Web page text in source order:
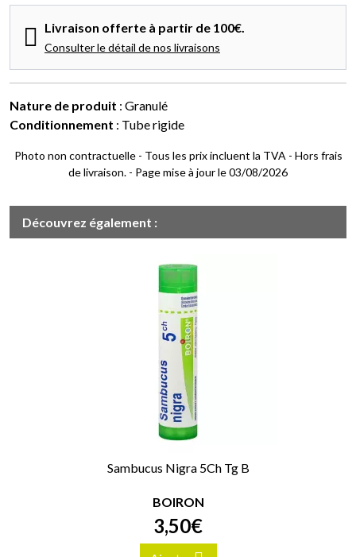
Livraison offerte à partir de 100€.
Consulter le détail de nos livraisons
Nature de produit : Granulé
Conditionnement : Tube rigide
Photo non contractuelle - Tous les prix incluent la TVA - Hors frais
de livraison. - Page mise à jour le 03/08/2026
Découvrez également :
Sambucus Nigra 5Ch Tg B
BOIRON
3,50€